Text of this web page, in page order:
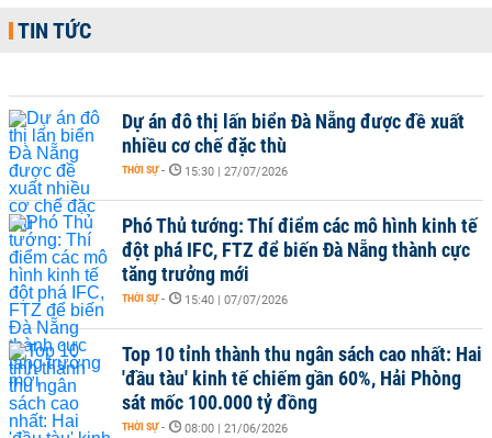
TIN TỨC
Dự án đô thị lấn biển Đà Nẵng được đề xuất
nhiều cơ chế đặc thù
THỜI SỰ - 15:30 | 27/07/2026
Phó Thủ tướng: Thí điểm các mô hình kinh tế
đột phá IFC, FTZ để biến Đà Nẵng thành cực
tăng trưởng mới
THỜI SỰ - 15:40 | 07/07/2026
Top 10 tỉnh thành thu ngân sách cao nhất: Hai
'đầu tàu' kinh tế chiếm gần 60%, Hải Phòng
sát mốc 100.000 tỷ đồng
THỜI SỰ - 08:00 | 21/06/2026